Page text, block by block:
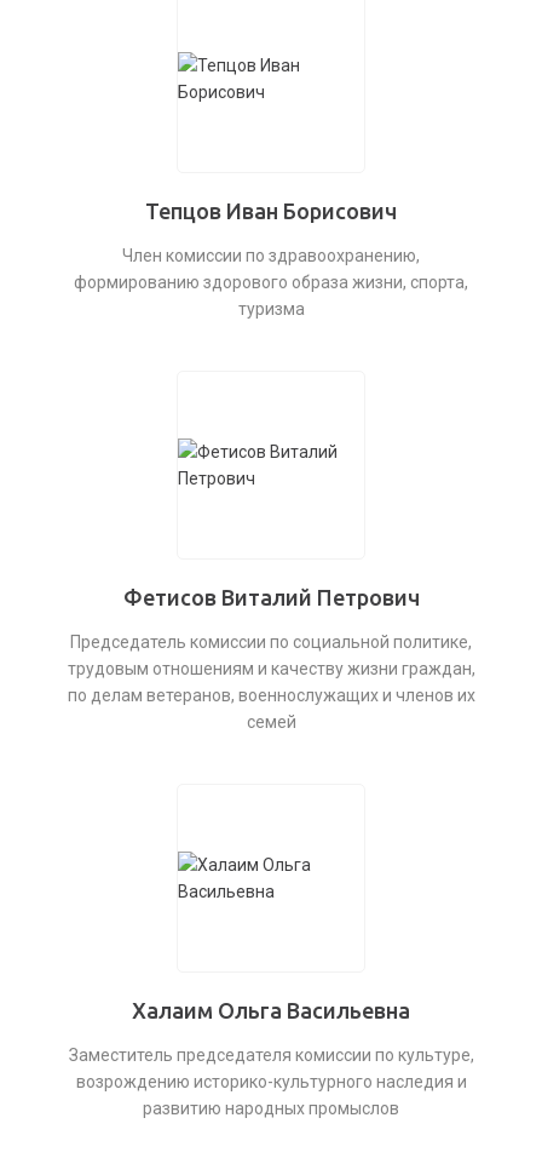
Тепцов Иван Борисович
Член комиссии по здравоохранению,
формированию здорового образа жизни, спорта,
туризма
Фетисов Виталий Петрович
Председатель комиссии по социальной политике,
трудовым отношениям и качеству жизни граждан,
по делам ветеранов, военнослужащих и членов их
семей
Халаим Ольга Васильевна
Заместитель председателя комиссии по культуре,
возрождению историко-культурного наследия и
развитию народных промыслов